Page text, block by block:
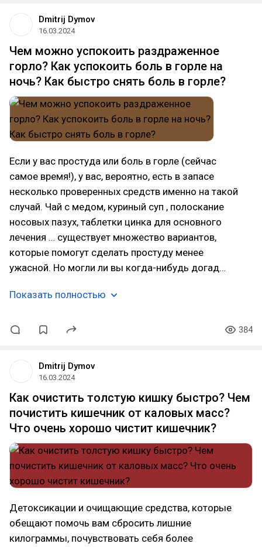
Dmitrij Dymov
16.03.2024
Чем можно успокоить раздраженное
горло? Как успокоить боль в горле на
ночь? Как быстро снять боль в горле?
Если у вас простуда или боль в горле (сейчас
самое время!), у вас, вероятно, есть в запасе
несколько проверенных средств именно на такой
случай. Чай с медом, куриный суп , полоскание
носовых пазух, таблетки цинка для основного
лечения … существует множество вариантов,
которые помогут сделать простуду менее
ужасной. Но могли ли вы когда-нибудь догад…
Показать полностью
384
Dmitrij Dymov
16.03.2024
Как очистить толстую кишку быстро? Чем
почистить кишечник от каловых масс?
Что очень хорошо чистит кишечник?
Детоксикации и очищающие средства, которые
обещают помочь вам сбросить лишние
килограммы, почувствовать себя более